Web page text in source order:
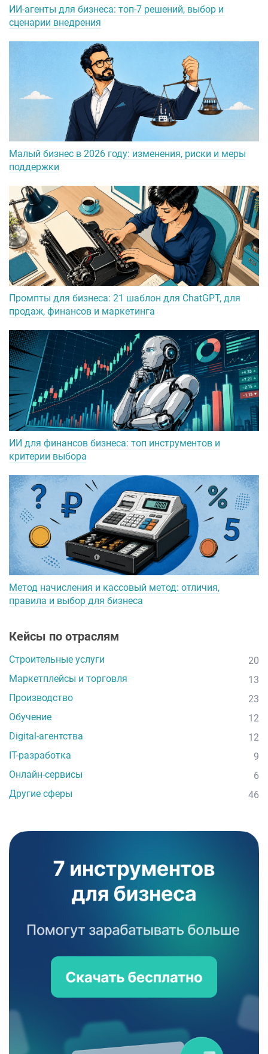
ИИ-агенты для бизнеса: топ-7 решений, выбор и
сценарии внедрения
Малый бизнес в 2026 году: изменения, риски и меры
поддержки
Промпты для бизнеса: 21 шаблон для ChatGPT, для
продаж, финансов и маркетинга
ИИ для финансов бизнеса: топ инструментов и
критерии выбора
Метод начисления и кассовый метод: отличия,
правила и выбор для бизнеса
Кейсы по отраслям
Строительные услуги
20
Маркетплейсы и торговля
13
Производство
23
Обучение
12
Digital-агентства
12
IT-разработка
9
Онлайн-сервисы
6
Другие сферы
46